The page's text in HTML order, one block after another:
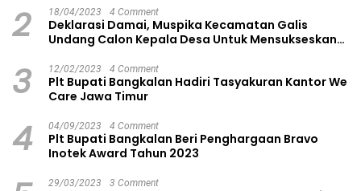
2 18/04/2023 4 Comment
Deklarasi Damai, Muspika Kecamatan Galis
Undang Calon Kepala Desa Untuk Mensukseskan
3 12/02/2023 4 Comment
Plt Bupati Bangkalan Hadiri Tasyakuran Kantor We
Care Jawa Timur
4 04/09/2023 4 Comment
Plt Bupati Bangkalan Beri Penghargaan Bravo
Inotek Award Tahun 2023
29/03/2023 3 Comment